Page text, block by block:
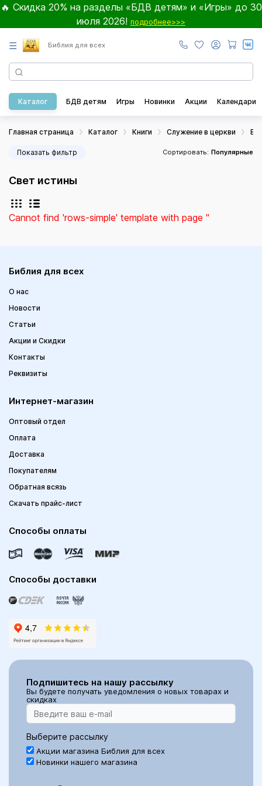
🔥 Скидка 20% на разделы «БДВ детям» и «Игры» до 30
июля 2026! подробнее>>>
☰ Библия для всех
Каталог БДВ детям Игры Новинки Акции Календари
Главная страница Каталог Книги Служение в церкви
Показать фильтр Сортировать: Популярные
Свет истины
Cannot find 'rows-simple' template with page ''
Библия для всех
О нас
Новости
Статьи
Акции и Скидки
Контакты
Реквизиты
Интернет-магазин
Оптовый отдел
Оплата
Доставка
Покупателям
Обратная всязь
Скачать прайс-лист
Способы оплаты
Способы доставки
Подпишитесь на нашу рассылку
Вы будете получать уведомления о новых товарах и
скидках
Выберите рассылку
Акции магазина Библия для всех
Новинки нашего магазина